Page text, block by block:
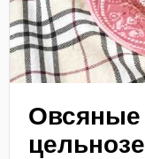
Овсяные